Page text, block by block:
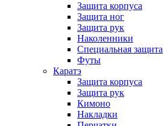
Защита корпуса
Защита ног
Защита рук
Наколенники
Специальная защита
Футы
Каратэ
Защита корпуса
Защита рук
Кимоно
Накладки